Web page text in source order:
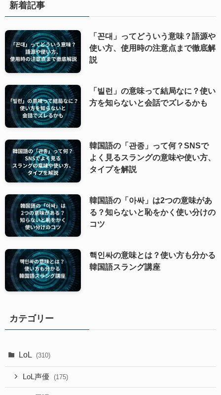
新着記事
「꼰대」ってどういう意味？語源や
使い方、使用時の注意点まで徹底解
説
「빌런」の意味って結局なに？使い
方を知らないと会話でズレるかも
韓国語の「관종」って何？SNSで
よく見るスラングの意味や使い方、
タイプを解説
韓国語の「아싸」は2つの意味があ
る？知らないと恥をかく使い分けの
コツ
핵인싸の意味とは？使い方も分かる
韓国語スラング講座
カテゴリー
LoL (310)
LoL声優 (175)